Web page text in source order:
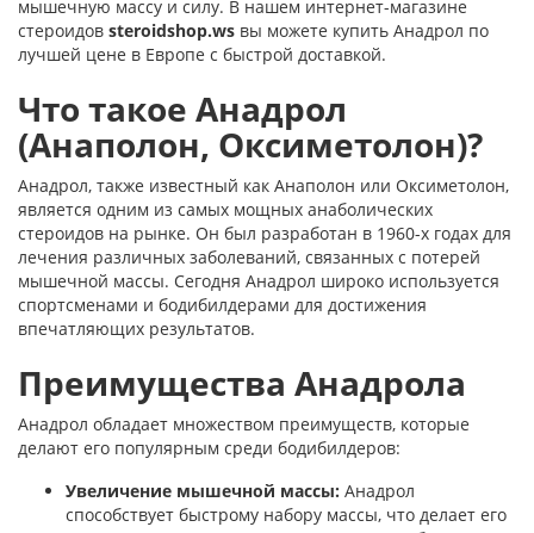
мышечную массу и силу. В нашем интернет-магазине
стероидов steroidshop.ws вы можете купить Анадрол по
лучшей цене в Европе с быстрой доставкой.
Что такое Анадрол
(Анаполон, Оксиметолон)?
Анадрол, также известный как Анаполон или Оксиметолон,
является одним из самых мощных анаболических
стероидов на рынке. Он был разработан в 1960-х годах для
лечения различных заболеваний, связанных с потерей
мышечной массы. Сегодня Анадрол широко используется
спортсменами и бодибилдерами для достижения
впечатляющих результатов.
Преимущества Анадрола
Анадрол обладает множеством преимуществ, которые
делают его популярным среди бодибилдеров:
Увеличение мышечной массы: Анадрол
способствует быстрому набору массы, что делает его